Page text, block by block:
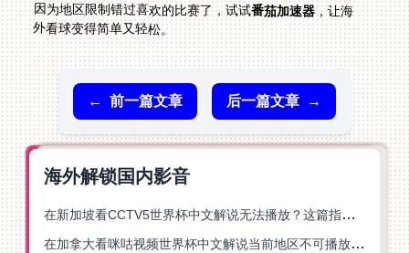
因为地区限制错过喜欢的比赛了，试试番茄加速器，让海
外看球变得简单又轻松。
← 前一篇文章 后一篇文章 →
海外解锁国内影音
在新加坡看CCTV5世界杯中文解说无法播放？这篇指南帮你解锁海外体育直播自由
在加拿大看咪咕视频世界杯中文解说当前地区不可播放？这篇指南帮你一键解决